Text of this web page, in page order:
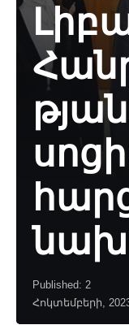
թյան
Published: 2
Հոկտեմբերի,